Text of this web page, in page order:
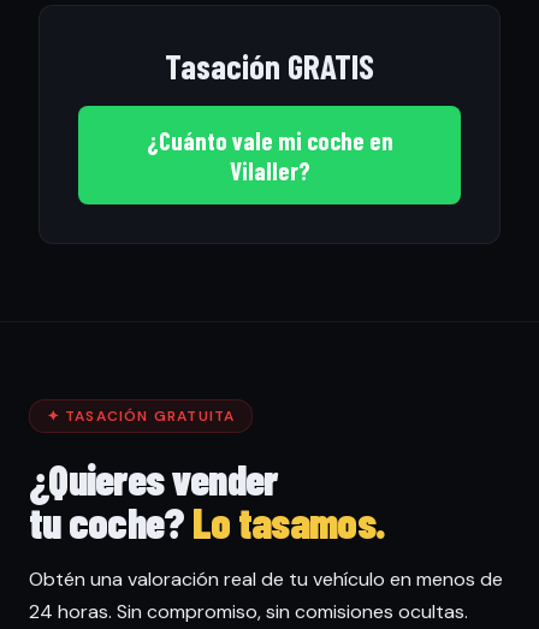
Tasación GRATIS
¿Cuánto vale mi coche en
Vilaller?
✦ TASACIÓN GRATUITA
¿Quieres vender
tu coche?Lo tasamos.
Obtén una valoración real de tu vehículo en menos de
24 horas. Sin compromiso, sin comisiones ocultas.